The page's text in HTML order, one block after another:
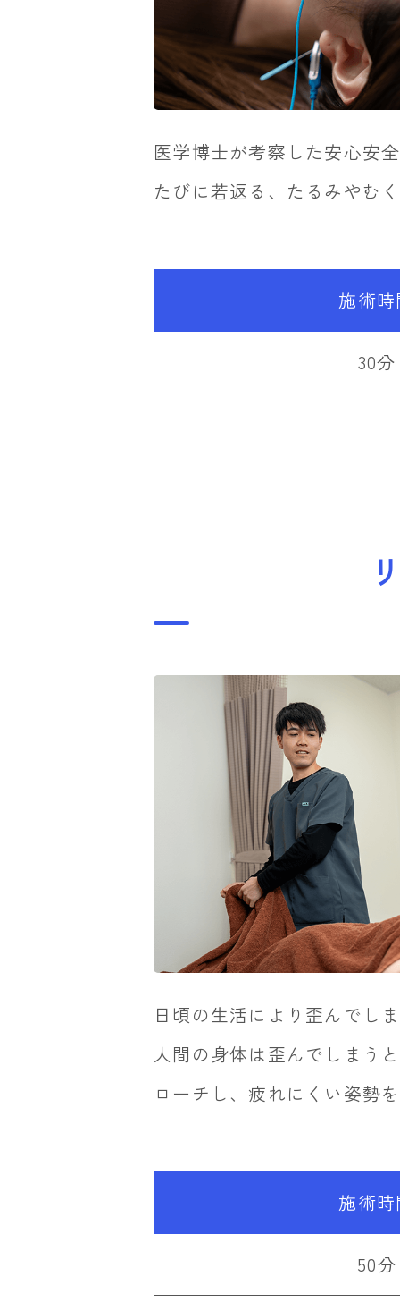
医学博士が考察した安心安
たびに若返る、たるみやむ
施術
30分
日頃の生活により歪んでし
人間の身体は歪んでしまう
ローチし、疲れにくい姿勢
施術
50分